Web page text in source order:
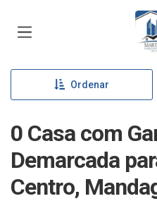
Ordenar
0 Casa com
Demarcada
Centro,